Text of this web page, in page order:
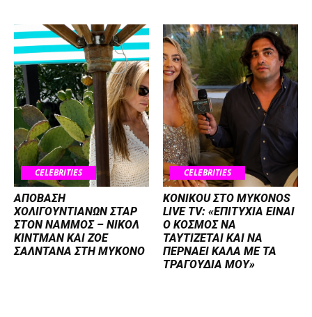
CELEBRITIES
ΑΠΟΒΑΣΗ
ΧΟΛΙΓΟΥΝΤΙΑΝΩΝ ΣΤΑΡ
ΣΤΟΝ NΑΜΜΟΣ – ΝΙΚΟΛ
ΚΙΝΤΜΑΝ ΚΑΙ ΖΟΕ
ΣΑΛΝΤΑΝΑ ΣΤΗ ΜΥΚΟΝΟ
CELEBRITIES
KONIKOU ΣΤΟ MYKONOS
LIVE TV: «ΕΠΙΤΥΧΙΑ ΕΙΝΑΙ
Ο ΚΟΣΜΟΣ ΝΑ
ΤΑΥΤΙΖΕΤΑΙ KAI ΝΑ
ΠΕΡΝΑΕΙ ΚΑΛΑ ΜΕ ΤΑ
ΤΡΑΓΟΥΔΙΑ ΜΟΥ»